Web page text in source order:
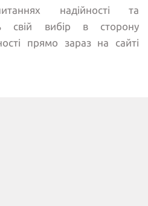
надійності та
свій вибір в сторону
прямо зараз на сайті